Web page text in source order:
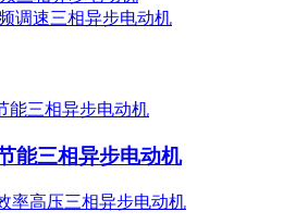
能三相异步电动机